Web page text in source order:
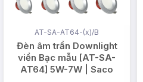
AT-SA-AT64-(x)/B
Đèn âm trần Downlight
viền Bạc mẫu [AT-SA-
AT64] 5W-7W | Saco